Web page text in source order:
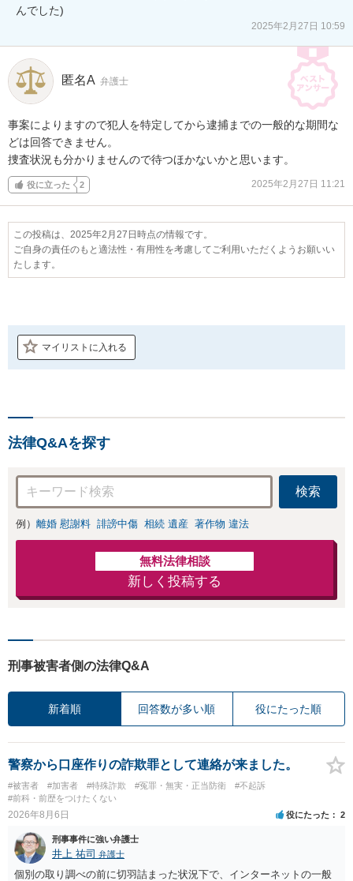
んでした)
2025年2月27日 10:59
匿名A 弁護士
事案によりますので犯人を特定してから逮捕までの一般的な期間な
どは回答できません。
捜査状況も分かりませんので待つほかないかと思います。
役に立った 2 2025年2月27日 11:21
この投稿は、2025年2月27日時点の情報です。
ご自身の責任のもと適法性・有用性を考慮してご利用いただくようお願いい
たします。
マイリストに入れる
法律Q&Aを探す
検索
例） 離婚 慰謝料 誹謗中傷 相続 遺産 著作物 違法
無料法律相談
新しく投稿する
刑事被害者側の法律Q&A
新着順 回答数が多い順 役にたった順
警察から口座作りの詐欺罪として連絡が来ました。
#被害者 #加害者 #特殊詐欺 #冤罪・無実・正当防衛
#不起訴
#前科・前歴をつけたくない
2026年8月6日 役にたった 2
刑事事件に強い弁護士
井上 祐司 弁護士
個別の取り調べの前に切羽詰まった状況下で、インターネットの一般